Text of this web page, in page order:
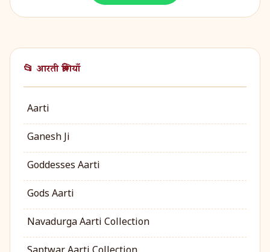
📂 आरती श्रेणियाँ
Aarti
Ganesh Ji
Goddesses Aarti
Gods Aarti
Navadurga Aarti Collection